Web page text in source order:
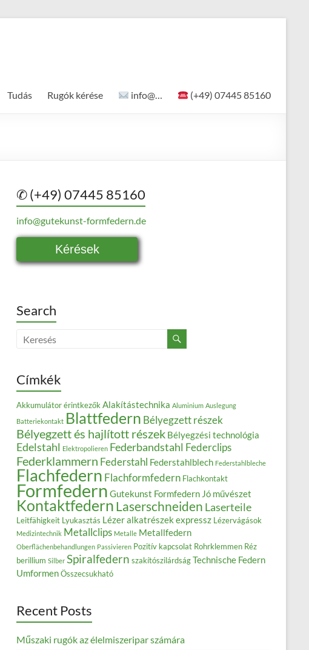
Tudás Rugók kérése info@… (+49) 07445 85160
✆ (+49) 07445 85160
info@gutekunst-formfedern.de
Kérések
Search
Címkék
Akkumulátor érintkezők Alakítástechnika Aluminium Auslegung
Batteriekontakt Blattfedern Bélyegzett részek
Bélyegzett és hajlított részek Bélyegzési technológia
Edelstahl Elektropolieren Federbandstahl Federclips
Federklammern Federstahl Federstahlblech Federstahlbleche
Flachfedern Flachformfedern Flachkontakt
Formfedern Gutekunst Formfedern Jó művészet
KontaktfedernLaserschneiden Laserteile
Leitfähigkeit Lyukasztás Lézer alkatrészek expressz Lézervágások
Medizintechnik Metallclips Metalle Metallfedern
Oberflächenbehandlungen Passivieren Pozitív kapcsolat Rohrklemmen Réz
berillium Silber Spiralfedern szakítószilárdságTechnische Federn
UmformenÖsszecsukható
Recent Posts
Műszaki rugók az élelmiszeripar számára